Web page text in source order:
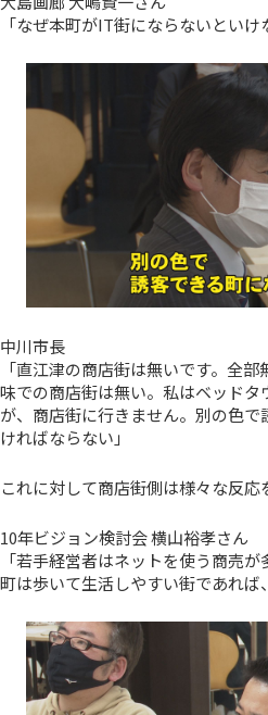
「なぜ本町がIT街にならないといけ
中川市長
「直江津の商店街は無いです。全
味での商店街は無い。私はベッド
が、商店街に行きません。別の色
ければならない」
これに対して商店街側は様々な反応
10年ビジョン検討会 横山裕孝さん
「若手経営者はネットを使う商売
町は歩いて生活しやすい街であれば